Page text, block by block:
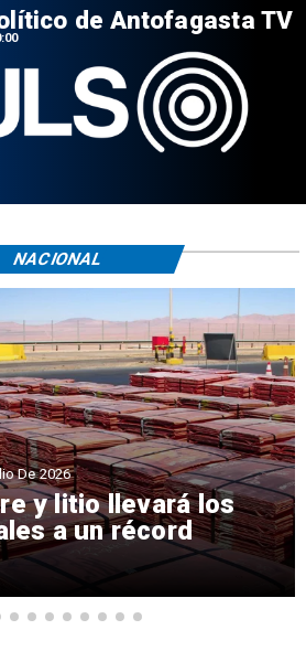
de Antofagasta TV
y litio llevará los
a un récord
De 2026
NACIONAL